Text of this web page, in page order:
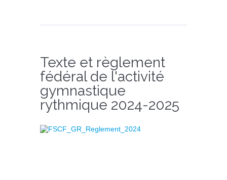
Texte et règlement
fédéral de l'activité
gymnastique
rythmique 2024-2025